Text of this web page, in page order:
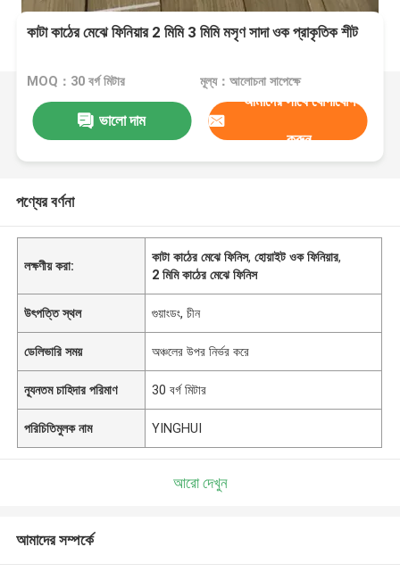
কাটা কাঠের মেঝে ফিনিয়ার 2 মিমি 3 মিমি মসৃণ সাদা ওক প্রাকৃতিক শীট
MOQ：30 বর্গ মিটার মূল্য：আলোচনা সাপেক্ষে
ভালো দাম
আমাদের সাথে যোগাযোগ
করুন
পণ্যের বর্ণনা
লক্ষণীয় করা:
কাটা কাঠের মেঝে ফিনিস,হোয়াইট ওক ফিনিয়ার,
2 মিমি কাঠের মেঝে ফিনিস
উৎপত্তি স্থল গুয়াংডং, চীন
ডেলিভারি সময় অঞ্চলের উপর নির্ভর করে
ন্যূনতম চাহিদার পরিমাণ 30 বর্গ মিটার
পরিচিতিমুলক নাম YINGHUI
আরো দেখুন
আমাদের সম্পর্কে